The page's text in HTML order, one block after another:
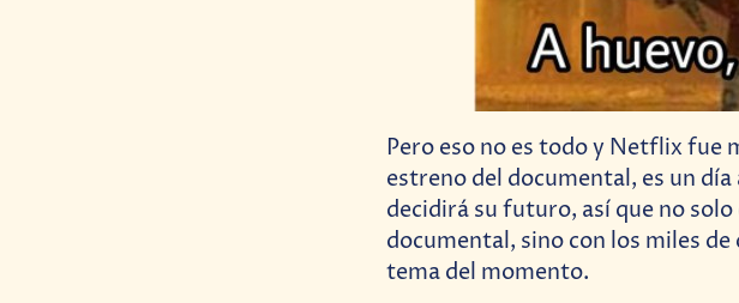
Pero eso no es todo y Netflix fue
estreno del documental, es un
decidirá su futuro, así que no
documental, sino con los miles
tema del momento.